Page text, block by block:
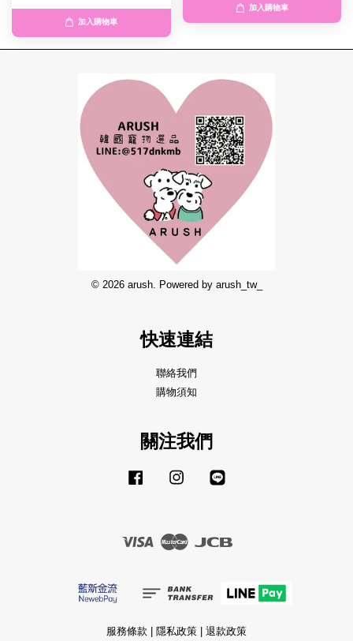
加入購物車
加入購物車
© 2026 arush. Powered by arush_tw_
快速連結
聯絡我們
購物須知
關注我們
Facebook Instagram
Visa Master
服務條款 隱私政策 退款政策